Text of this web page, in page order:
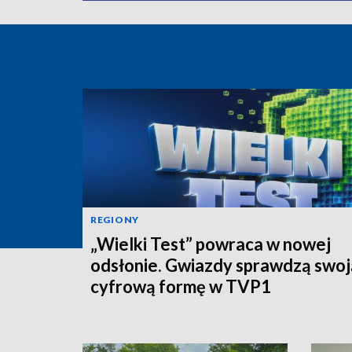
REGIONY
„Wielki Test” powraca w nowej
odsłonie. Gwiazdy sprawdzą
cyfrową formę w TVP1